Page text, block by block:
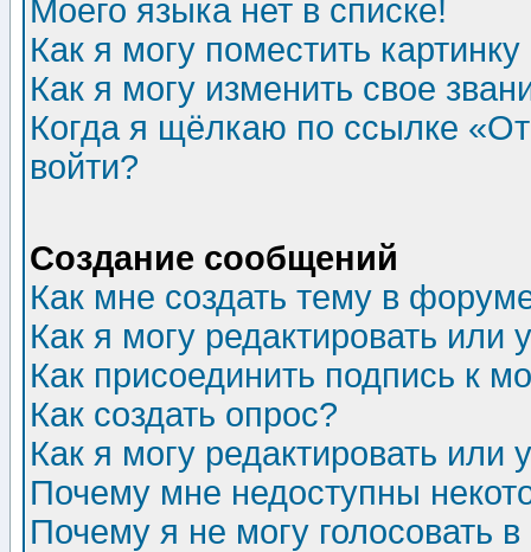
Моего языка нет в списке!
Как я могу поместить
Как я могу изменить свое
Когда я щёлкаю по ссылке
войти?
Создание сообщений
Как мне создать тему в
Как я могу редактировать или
Как присоединить подпись к
Как создать опрос?
Как я могу редактировать или
Почему мне недоступны
Почему я не могу голосовать